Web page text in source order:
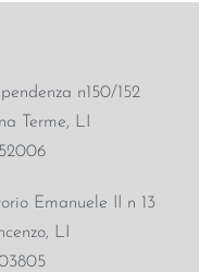
n150/152
Terme, LI
Emanuele II n 13
LI